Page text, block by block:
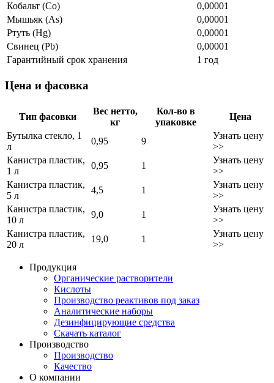
Кобальт (Co)
0,00001
Мышьяк (As)
0,00001
Ртуть (Hg)
0,00001
Свинец (Pb)
0,00001
Гарантийный срок хранения
1 год
Цена и фасовка
Тип фасовки
Вес нетто,
кг
Кол-во в
упаковке
Цена
Бутылка стекло, 1
л
0,95 9
Узнать цену
>>
Канистра пластик,
1 л
0,95 1
Узнать цену
>>
Канистра пластик,
5 л
4,5 1
Узнать цену
>>
Канистра пластик,
10 л
9,0 1
Узнать цену
>>
Канистра пластик,
20 л
19,0 1
Узнать цену
>>
Продукция
Органические растворители
Кислоты
Производство реактивов под заказ
Аналитические наборы
Дезинфицирующие средства
Скачать каталог
Производство
Производство
Качество
О компании